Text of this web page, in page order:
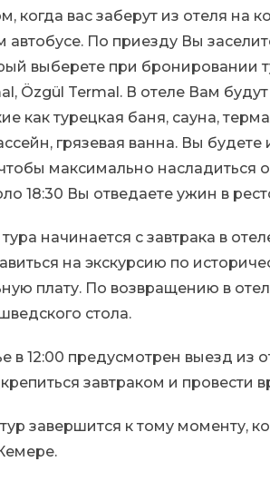
когда вас заберут из отеля на
автобусе. По приезду Вы
выберете при бронировании
Özgül Termal. В отеле Вам
как турецкая баня, сауна,
грязевая ванна. Вы будете
максимально
18:30 Вы отведаете ужин в
начинается с завтрака в
на экскурсию по
плату. По возвращению в
стола.
в 12:00 предусмотрен выезд из
завтраком и провести
завершится к тому моменту,